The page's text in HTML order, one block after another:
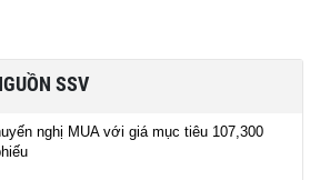
SSV
nghị MUA với giá mục tiêu 107,300